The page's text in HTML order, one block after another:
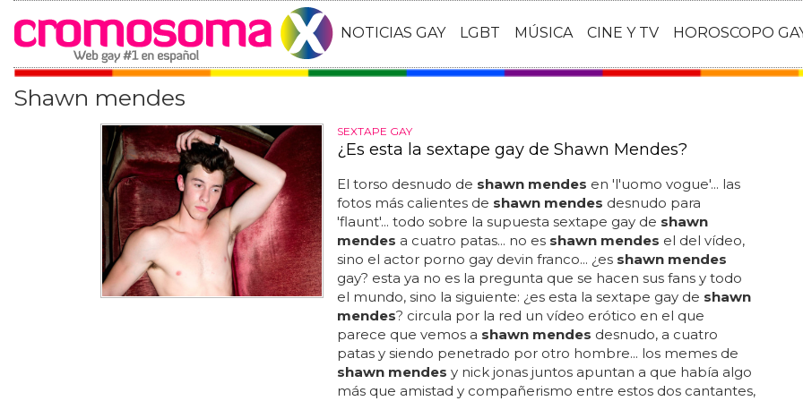
NOTICIAS GAY LGBT MÚSICA CINE Y TV HOROSCOPO
Shawn mendes
SEXTAPE GAY
¿Es esta la sextape gay de Shawn Mendes?
El torso desnudo de shawn mendes en 'l'uomo vogue'... las
fotos más calientes de shawn mendes desnudo para
'flaunt'... todo sobre la supuesta sextape gay de shawn
mendes a cuatro patas... no es shawn mendes el del vídeo,
sino el actor porno gay devin franco... ¿es shawn mendes
gay? esta ya no es la pregunta que se hacen sus fans y todo
el mundo, sino la siguiente: ¿es esta la sextape gay de shawn
mendes? circula por la red un vídeo erótico en el que
parece que vemos a shawn mendes desnudo, a cuatro
patas y siendo penetrado por otro hombre... los memes de
shawn mendes y nick jonas juntos apuntan a que había algo
más que amistad y compañerismo entre estos dos cantantes,